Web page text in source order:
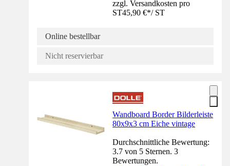
zzgl. Versandkosten pro
ST45,90 €*/ ST
Online bestellbar
Nicht reservierbar
Wandboard Border Bilderleiste
80x9x3 cm Eiche vintage
Durchschnittliche Bewertung:
3.7 von 5 Sternen. 3
Bewertungen.